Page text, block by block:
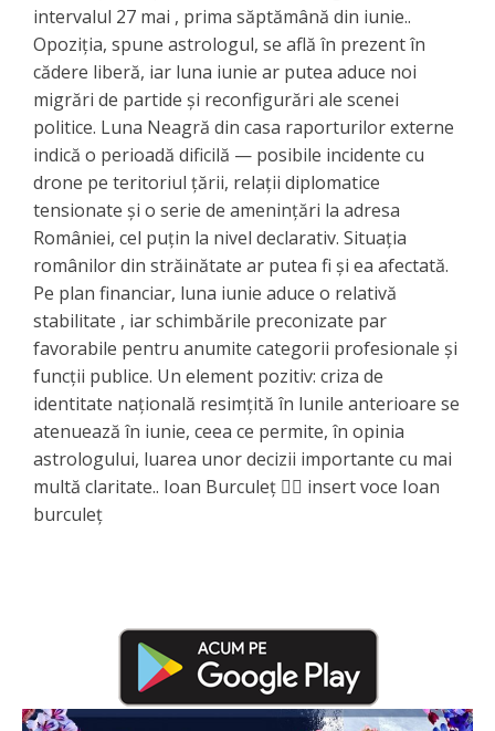
intervalul 27 mai , prima săptămână din iunie..
Opoziția, spune astrologul, se află în prezent în
cădere liberă, iar luna iunie ar putea aduce noi
migrări de partide și reconfigurări ale scenei
politice. Luna Neagră din casa raporturilor externe
indică o perioadă dificilă — posibile incidente cu
drone pe teritoriul țării, relații diplomatice
tensionate și o serie de amenințări la adresa
României, cel puțin la nivel declarativ. Situația
românilor din străinătate ar putea fi și ea afectată.
Pe plan financiar, luna iunie aduce o relativă
stabilitate , iar schimbările preconizate par
favorabile pentru anumite categorii profesionale și
funcții publice. Un element pozitiv: criza de
identitate națională resimțită în lunile anterioare se
atenuează în iunie, ceea ce permite, în opinia
astrologului, luarea unor decizii importante cu mai
multă claritate.. Ioan Burculeț 👉🏻 insert voce Ioan
burculeț